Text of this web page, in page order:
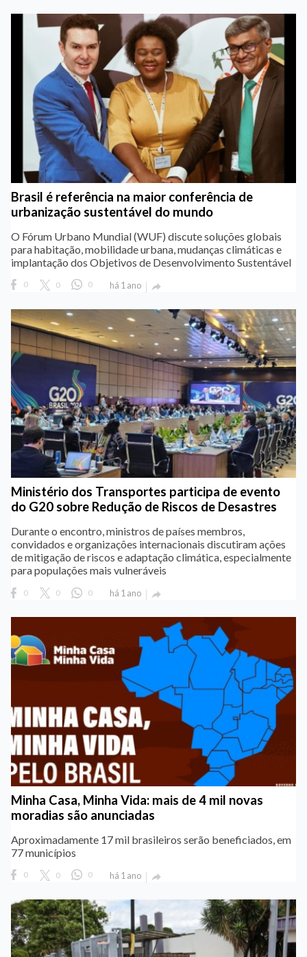
Brasil é referência na maior conferência de
urbanização sustentável do mundo
O Fórum Urbano Mundial (WUF) discute soluções globais
para habitação, mobilidade urbana, mudanças climáticas e
implantação dos Objetivos de Desenvolvimento Sustentável
0 0 0 há 1 ano 
Ministério dos Transportes participa de evento
do G20 sobre Redução de Riscos de Desastres
Durante o encontro, ministros de países membros,
convidados e organizações internacionais discutiram ações
de mitigação de riscos e adaptação climática, especialmente
para populações mais vulneráveis
0 0 0 há 1 ano 
Minha Casa, Minha Vida: mais de 4 mil novas
moradias são anunciadas
Aproximadamente 17 mil brasileiros serão beneficiados, em
77 municípios
0 0 0 há 1 ano 